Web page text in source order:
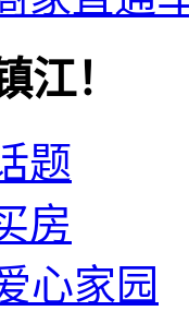
江！
题
房
心家园